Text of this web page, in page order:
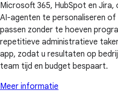
Microsoft 365, HubSpot en
AI-agenten te personaliseren
passen zonder te hoeven
repetitieve administratieve
app, zodat u resultaten op
team tijd en budget bespaart.
Meer informatie